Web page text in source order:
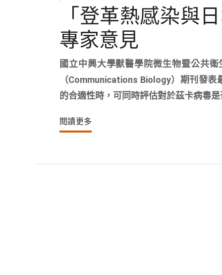
「登革熱感染與
專家意見
國立中興大學獸醫學院微生物暨公共
（Communications Biology）期刊發
的合適性時，可同時評估對於茲卡病毒
閱讀更多